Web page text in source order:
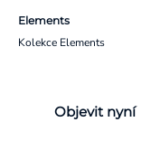
Elements
Kolekce Elements
Objevit nyní